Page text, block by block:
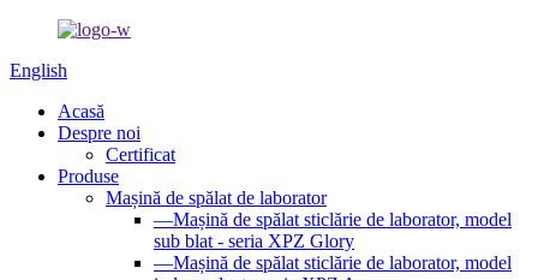
English
Acasă
Despre noi
Certificat
Produse
Mașină de spălat de laborator
—Mașină de spălat sticlărie de laborator, model
sub blat - seria XPZ Glory
—Mașină de spălat sticlărie de laborator, model